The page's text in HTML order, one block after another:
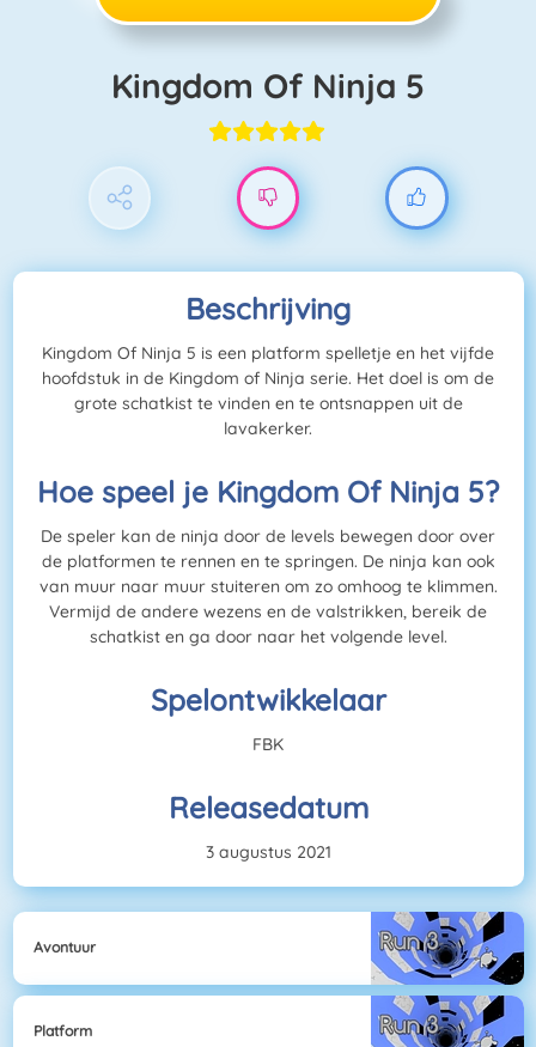
Kingdom Of Ninja 5
Beschrijving
Kingdom Of Ninja 5 is een platform spelletje en het vijfde
hoofdstuk in de Kingdom of Ninja serie. Het doel is om de
grote schatkist te vinden en te ontsnappen uit de
lavakerker.
Hoe speel je Kingdom Of Ninja 5?
De speler kan de ninja door de levels bewegen door over
de platformen te rennen en te springen. De ninja kan ook
van muur naar muur stuiteren om zo omhoog te klimmen.
Vermijd de andere wezens en de valstrikken, bereik de
schatkist en ga door naar het volgende level.
Spelontwikkelaar
FBK
Releasedatum
3 augustus 2021
Avontuur
Platform